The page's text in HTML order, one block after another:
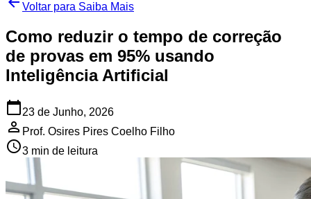
Voltar para Saiba Mais
Como reduzir o tempo de correção
de provas em 95% usando
Inteligência Artificial
23 de Junho, 2026
Prof. Osires Pires Coelho Filho
3 min de leitura